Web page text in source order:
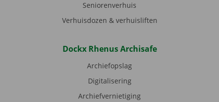
Seniorenverhuis
Verhuisdozen & verhuisliften
Dockx Rhenus Archisafe
Archiefopslag
Digitalisering
Archiefvernietiging